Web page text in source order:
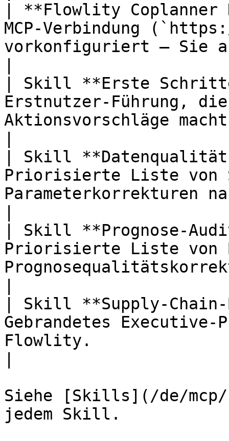
| **Flowlity
MCP-Verbindung
vorkonfiguriert — Sie
| Skill **Erste
Erstnutzer-Führung,
Aktionsvorschläge
| Skill
Priorisierte Liste von
Parameterkorrekturen
| Skill
Priorisierte Liste von
| Skill **Supply-
Gebrandetes Executive-
Flowlity.
Siehe [Skills](/de/
jedem Skill.